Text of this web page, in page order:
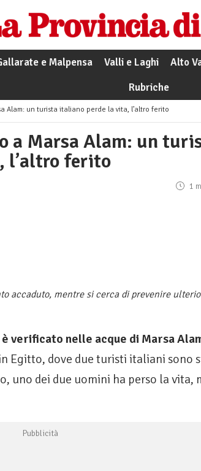
e Malpensa Valli e Laghi Alto
Rubriche
Alam: un turista italiano perde la vita, l’altro ferito
a Marsa Alam: un
l’altro ferito
1
accaduto, mentre si cerca di prevenire
verificato nelle acque di Marsa
Egitto, dove due turisti italiani sono
uno dei due uomini ha perso la vita,